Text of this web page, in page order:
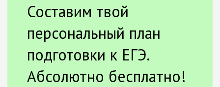
Составим твой
персональный план
подготовки к ЕГЭ.
Абсолютно бесплатно!